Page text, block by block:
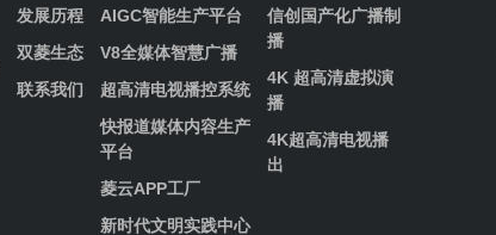
发展历程​
双菱生态
联系我们
AIGC智能生产平台
V8全媒体智慧广播
超高清电视播控系统
快报道媒体内容生产
平台
菱云APP工厂
新时代文明实践中心
信创国产化广播制
播
4K 超高清虚拟演
播
4K超高清电视播
出